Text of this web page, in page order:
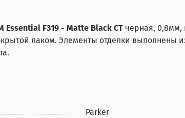
Essential F319 - Matte Black CT черная, 0,8мм,
лаком. Элементы отделки
Parker